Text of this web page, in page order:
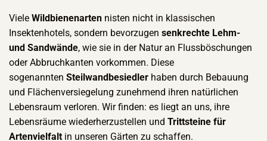
VieleWildbienenarten nisten nicht in klassischen
Insektenhotels, sondern bevorzugensenkrechte Lehm-
und Sandwände, wie sie in der Natur an Flussböschungen
oder Abbruchkanten vorkommen. Diese
sogenanntenSteilwandbesiedler haben durch Bebauung
und Flächenversiegelung zunehmend ihren natürlichen
Lebensraum verloren. Wir finden: es liegt an uns, ihre
Lebensräume wiederherzustellen undTrittsteine für
Artenvielfalt in unseren Gärten zu schaffen.